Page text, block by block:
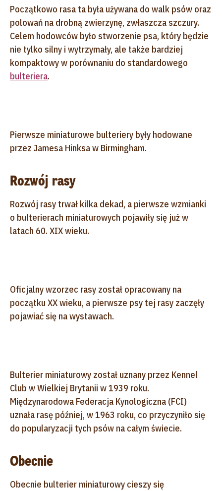
Początkowo rasa ta była używana do walk psów oraz
polowań na drobną zwierzynę, zwłaszcza szczury.
Celem hodowców było stworzenie psa, który będzie
nie tylko silny i wytrzymały, ale także bardziej
kompaktowy w porównaniu do standardowego
bulteriera.
Pierwsze miniaturowe bulteriery były hodowane
przez Jamesa Hinksa w Birmingham.
Rozwój rasy
Rozwój rasy trwał kilka dekad, a pierwsze wzmianki
o bulterierach miniaturowych pojawiły się już w
latach 60. XIX wieku.
Oficjalny wzorzec rasy został opracowany na
początku XX wieku, a pierwsze psy tej rasy zaczęły
pojawiać się na wystawach.
Bulterier miniaturowy został uznany przez Kennel
Club w Wielkiej Brytanii w 1939 roku.
Międzynarodowa Federacja Kynologiczna (FCI)
uznała rasę później, w 1963 roku, co przyczyniło się
do popularyzacji tych psów na całym świecie.
Obecnie
Obecnie bulterier miniaturowy cieszy się